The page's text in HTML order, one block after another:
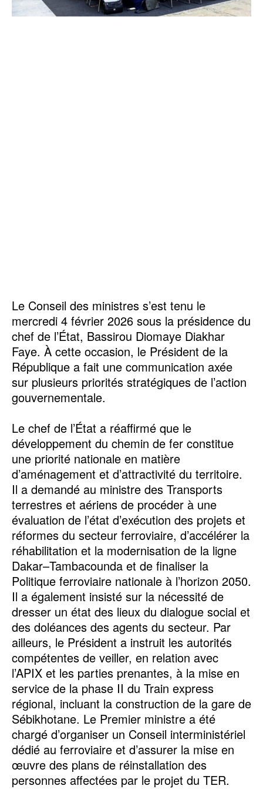
Le Conseil des ministres s’est tenu le
mercredi 4 février 2026 sous la présidence du
chef de l’État, Bassirou Diomaye Diakhar
Faye. À cette occasion, le Président de la
République a fait une communication axée
sur plusieurs priorités stratégiques de l’action
gouvernementale.
Le chef de l’État a réaffirmé que le
développement du chemin de fer constitue
une priorité nationale en matière
d’aménagement et d’attractivité du territoire.
Il a demandé au ministre des Transports
terrestres et aériens de procéder à une
évaluation de l’état d’exécution des projets et
réformes du secteur ferroviaire, d’accélérer la
réhabilitation et la modernisation de la ligne
Dakar–Tambacounda et de finaliser la
Politique ferroviaire nationale à l’horizon 2050.
Il a également insisté sur la nécessité de
dresser un état des lieux du dialogue social et
des doléances des agents du secteur. Par
ailleurs, le Président a instruit les autorités
compétentes de veiller, en relation avec
l’APIX et les parties prenantes, à la mise en
service de la phase II du Train express
régional, incluant la construction de la gare de
Sébikhotane. Le Premier ministre a été
chargé d’organiser un Conseil interministériel
dédié au ferroviaire et d’assurer la mise en
œuvre des plans de réinstallation des
personnes affectées par le projet du TER.